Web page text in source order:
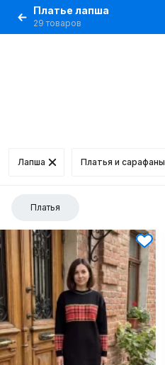
Платье лапша
29 товаров
Лапша Платья и сарафаны
Платья